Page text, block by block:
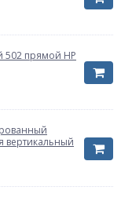
латунь
Италия
502 прямой НР
вертикальный